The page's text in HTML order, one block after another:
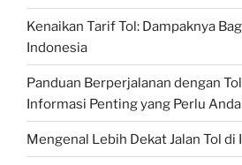
Kenaikan Tarif Tol: Dampaknya
Indonesia
Panduan Berperjalanan dengan
Informasi Penting yang Perlu
Mengenal Lebih Dekat Jalan Tol di